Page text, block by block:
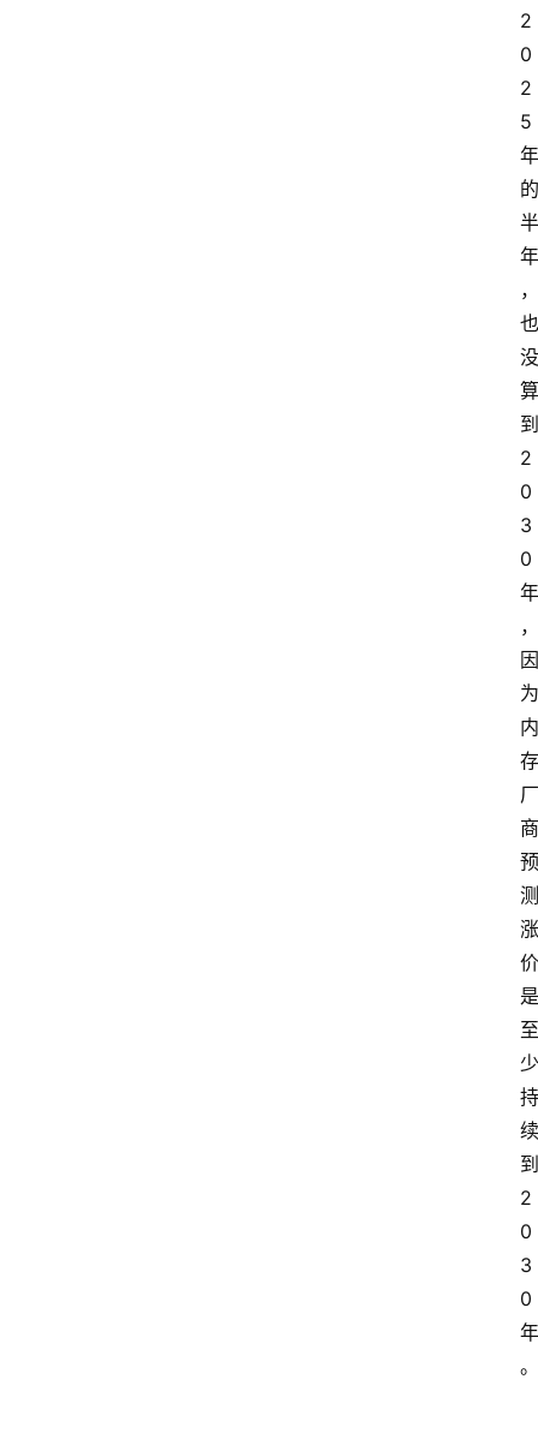
2
0
2
5
年
的
半
年
，
也
没
算
到
2
0
3
0
年
，
因
为
内
存
厂
商
预
测
涨
价
是
至
少
持
续
到
2
0
3
0
年
。